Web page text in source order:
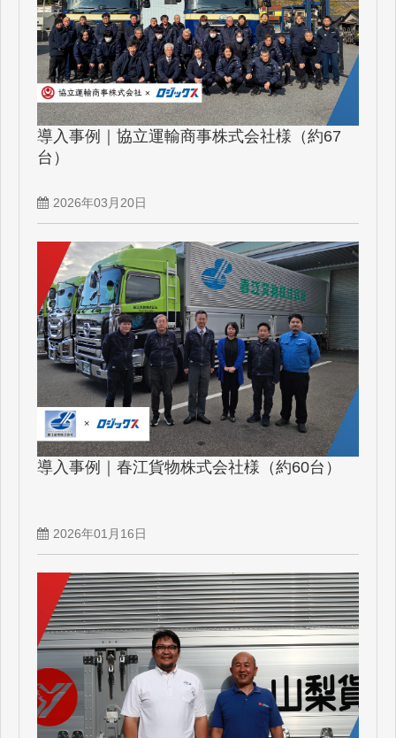
セミナー
よくあるご質問
運送業の原価計算 まるわかり特集
導入事例｜協立運輸商事株式会社様（約67
台）
2026年03月20日
導入事例｜春江貨物株式会社様（約60台）
2026年01月16日